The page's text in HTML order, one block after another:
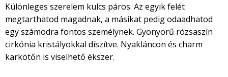
Különleges szerelem kulcs páros. Az egyik felét
megtarthatod magadnak, a másikat pedig odaadhatod
egy számodra fontos személynek. Gyönyörű rózsaszín
cirkónia kristályokkal díszítve. Nyakláncon és charm
karkötőn is viselhető ékszer.